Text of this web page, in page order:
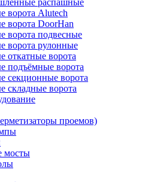
распашные
Alutech
DoorHan
подвесные
рулонные
ворота
ворота
ворота
ворота
проемов)
мосты